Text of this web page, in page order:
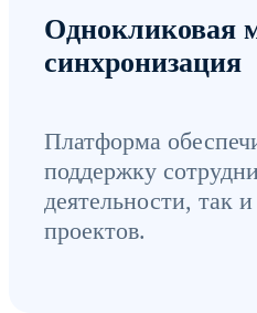
Однокликовая
синхронизация
Платформа
поддержку
деятельности, так
проектов.